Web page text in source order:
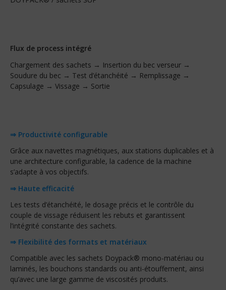
Flux de process intégré
Chargement des sachets → Insertion du bec verseur →
Soudure du bec → Test d’étanchéité → Remplissage →
Capsulage → Vissage → Sortie
⇒ Productivité configurable
Grâce aux navettes magnétiques, aux stations duplicables et à
une architecture configurable, la cadence de la machine
s’adapte à vos objectifs.
⇒ Haute efficacité
Les tests d’étanchéité, le dosage précis et le contrôle du
couple de vissage réduisent les rebuts et garantissent
l’intégrité constante des sachets.
⇒ Flexibilité des formats et matériaux
Compatible avec les sachets Doypack® mono-matériau ou
laminés, les bouchons standards ou anti-étouffement, ainsi
qu’avec une large gamme de viscosités produits.